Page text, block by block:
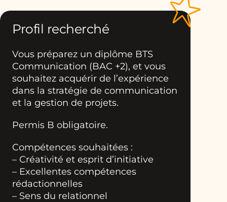
Profil recherché
Vous préparez un diplôme BTS
Communication (BAC +2), et vous
souhaitez acquérir de l’expérience
dans la stratégie de communication
et la gestion de projets.
Permis B obligatoire.
Compétences souhaitées :
– Créativité et esprit d’initiative
– Excellentes compétences
rédactionnelles
– Sens du relationnel